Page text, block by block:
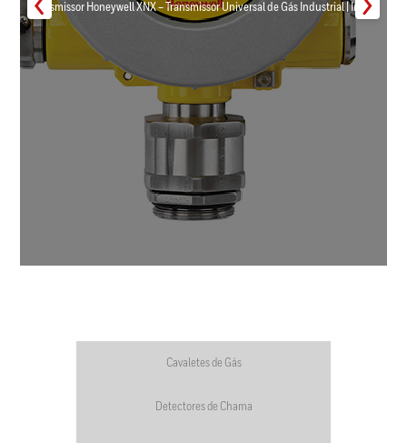
Transmissor Honeywell XNX – Transmissor Universal de Gás Industrial | Inmar
Cavaletes de Gás
Detectores de Chama